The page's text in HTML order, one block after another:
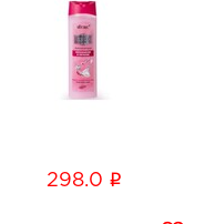
298.0 i